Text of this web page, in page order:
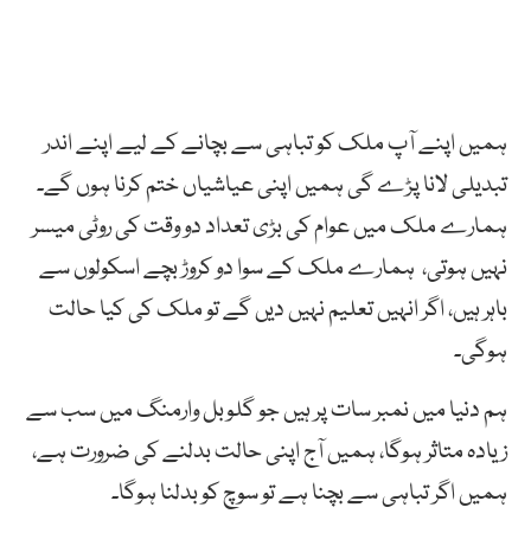
ہمیں اپنے آپ ملک کو تباہی سے بچانے کے لیے اپنے اندر
تبدیلی لانا پڑے گی ہمیں اپنی عیاشیاں ختم کرنا ہوں گے۔
ہمارے ملک میں عوام کی بڑی تعداد دو وقت کی روٹی میسر
نہیں ہوتی، ہمارے ملک کے سوا دو کروڑ بچے اسکولوں سے
باہر ہیں، اگر انہیں تعلیم نہیں دیں گے تو ملک کی کیا حالت
ہوگی۔
ہم دنیا میں نمبر سات پر ہیں جو گلوبل وارمنگ میں سب سے
زیادہ متاثر ہوگا، ہمیں آج اپنی حالت بدلنے کی ضرورت ہے،
ہمیں اگر تباہی سے بچنا ہے تو سوچ کو بدلنا ہوگا۔